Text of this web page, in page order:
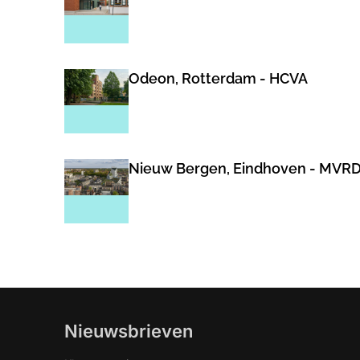
Odeon, Rotterdam - HCVA
Nieuw Bergen, Eindhoven -
Nieuwsbrieven